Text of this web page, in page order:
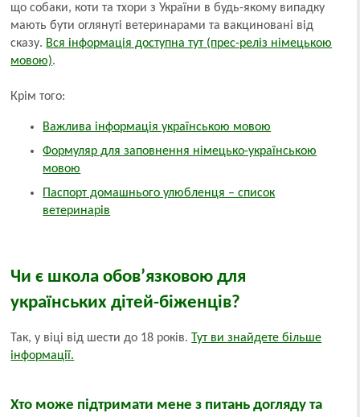
що собаки, коти та тхори з України в будь-якому випадку
мають бути оглянуті ветеринарами та вакциновані від
сказу. Вся інформація доступна тут (прес-реліз німецькою
мовою).
Крім того:
Важлива інформація українською мовою
Формуляр для заповнення німецько-українською
мовою
Паспорт домашнього улюбленця – список
ветеринарів
Чи є школа обов’язковою для
українських дітей-біженців?
Так, у віці від шести до 18 років. Тут ви знайдете більше
інформації.
Хто може підтримати мене з питань догляду та